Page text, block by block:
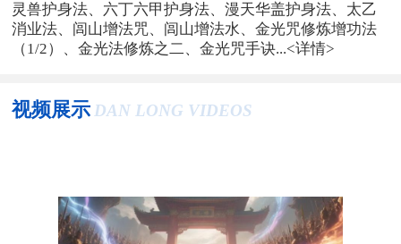
灵兽护身法、六丁六甲护身法、漫天华盖护身法、太乙
消业法、闾山增法咒、闾山增法水、金光咒修炼增功法
（1/2）、金光法修炼之二、金光咒手诀...<详情>
视频展示 DAN LONG VIDEOS